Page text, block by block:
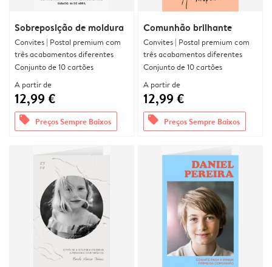
Sobreposição de moldura
Convites | Postal premium com
três acabamentos diferentes
Conjunto de 10 cartões
A partir de
12,99 €
offers Preços Sempre Baixos
Comunhão brilhante
Convites | Postal premium com
três acabamentos diferentes
Conjunto de 10 cartões
A partir de
12,99 €
offers Preços Sempre Baixos